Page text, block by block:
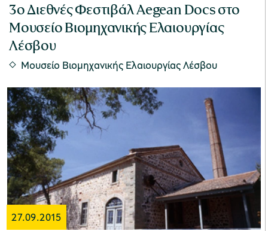
3ο Διεθνές Φεστιβάλ Aegean Docs στο
Μουσείο Βιομηχανικής Ελαιουργίας
Λέσβου
Μουσείο Βιομηχανικής Ελαιουργίας Λέσβου
27.09.2015